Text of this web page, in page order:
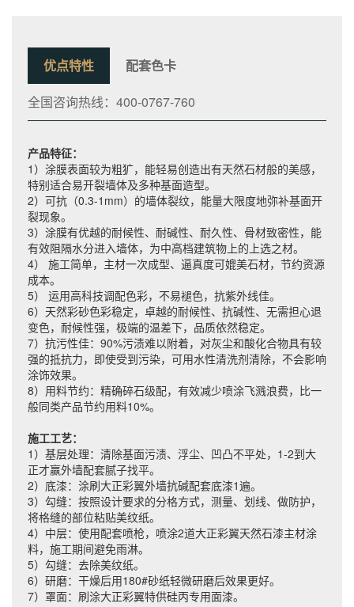
优点特性
配套色卡
全国咨询热线：400-0767-760
产品特征：
1）涂膜表面较为粗犷，能轻易创造出有天然石材般的美感，
特别适合易开裂墙体及多种基面造型。
2）可抗（0.3-1mm）的墙体裂纹，能量大限度地弥补基面开
裂现象。
3）涂膜有优越的耐候性、耐碱性、耐久性、骨材致密性，能
有效阻隔水分进入墙体，为中高档建筑物上的上选之材。
4） 施工简单，主材一次成型、逼真度可媲美石材，节约资源
成本。
5） 运用高科技调配色彩，不易褪色，抗紫外线佳。
6）天然彩砂色彩稳定，卓越的耐候性、抗碱性、无需担心退
变色，耐候性强，极端的温差下，品质依然稳定。
7）抗污性佳：90%污渍难以附着，对灰尘和酸化合物具有较
强的抵抗力，即使受到污染，可用水性清洗剂清除，不会影响
涂饰效果。
8）用料节约：精确碎石级配，有效减少喷涂飞溅浪费，比一
般同类产品节约用料10%。
施工工艺：
1）基层处理：清除基面污渍、浮尘、凹凸不平处，1-2到大
正才赢外墙配套腻子找平。
2）底漆：涂刷大正彩翼外墙抗碱配套底漆1遍。
3）勾缝：按照设计要求的分格方式，测量、划线、做防护，
将格缝的部位粘贴美纹纸。
4）中层：使用配套喷枪，喷涂2道大正彩翼天然石漆主材涂
料，施工期间避免雨淋。
5）勾缝：去除美纹纸。
6）研磨：干燥后用180#砂纸轻微研磨后效果更好。
7）罩面：刷涂大正彩翼特供硅丙专用面漆。